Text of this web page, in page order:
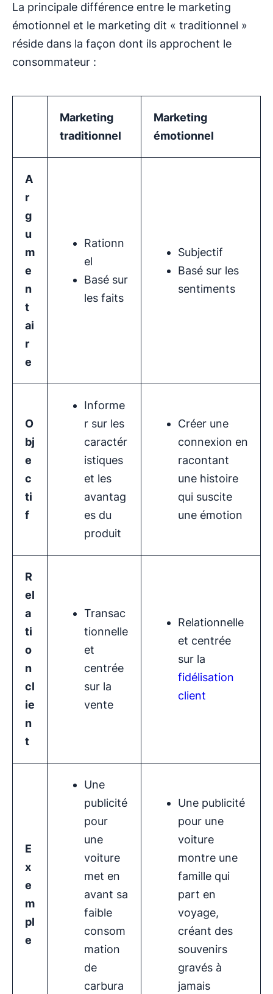
La principale différence entre le marketing
émotionnel et le marketing dit « traditionnel »
réside dans la façon dont ils approchent le
consommateur :
Marketing
traditionnel
Marketing
émotionnel
A
r
g
u
m
e
n
t
ai
r
e
Rationn
el
Basé sur
les faits
Subjectif
Basé sur les
sentiments
O
bj
e
c
ti
f
Informe
r sur les
caractér
istiques
et les
avantag
es du
produit
Créer une
connexion en
racontant
une histoire
qui suscite
une émotion
R
el
a
ti
o
n
cl
ie
n
t
Transac
tionnelle
et
centrée
sur la
vente
Relationnelle
et centrée
sur la
fidélisation
client
E
x
e
m
pl
e
Une
publicité
pour
une
voiture
met en
avant sa
faible
consom
mation
de
carbura
Une publicité
pour une
voiture
montre une
famille qui
part en
voyage,
créant des
souvenirs
gravés à
jamais